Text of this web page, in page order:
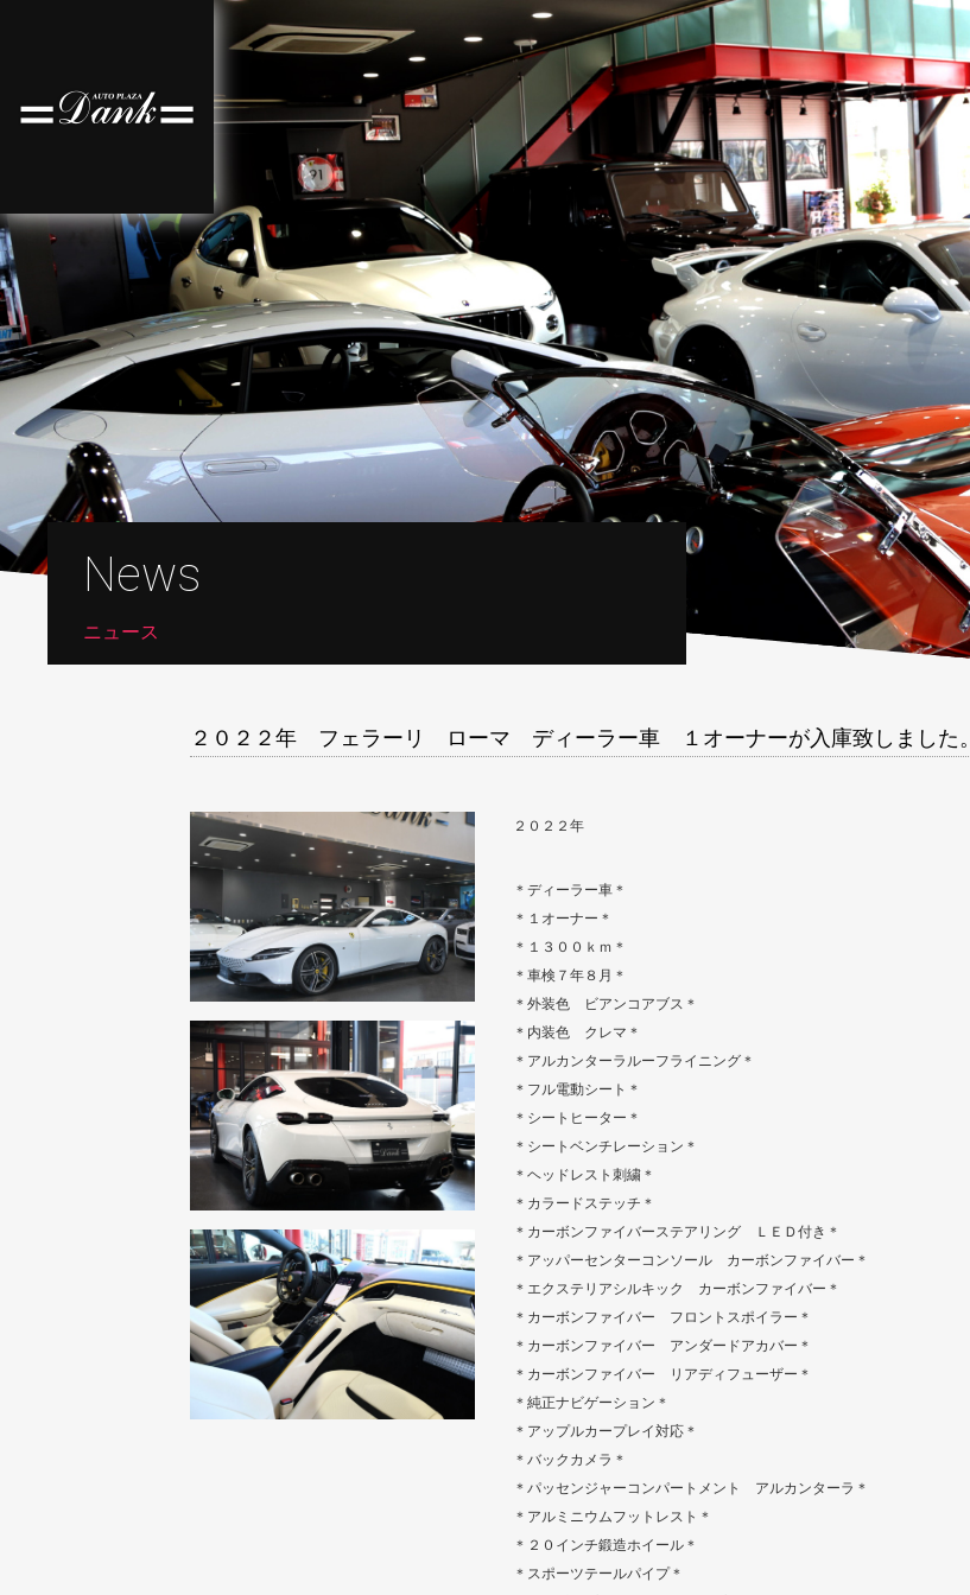
News
ニュース
２０２２年 フェラーリ ローマ ディーラー車 １オーナーが入庫致しました。
２０２２年
＊ディーラー車＊
＊１オーナー＊
＊１３００ｋｍ＊
＊車検７年８月＊
＊外装色 ビアンコアブス＊
＊内装色 クレマ＊
＊アルカンターラルーフライニング＊
＊フル電動シート＊
＊シートヒーター＊
＊シートベンチレーション＊
＊ヘッドレスト刺繍＊
＊カラードステッチ＊
＊カーボンファイバーステアリング ＬＥＤ付き＊
＊アッパーセンターコンソール カーボンファイバー＊
＊エクステリアシルキック カーボンファイバー＊
＊カーボンファイバー フロントスポイラー＊
＊カーボンファイバー アンダードアカバー＊
＊カーボンファイバー リアディフューザー＊
＊純正ナビゲーション＊
＊アップルカープレイ対応＊
＊バックカメラ＊
＊パッセンジャーコンパートメント アルカンターラ＊
＊アルミニウムフットレスト＊
＊２０インチ鍛造ホイール＊
＊スポーツテールパイプ＊